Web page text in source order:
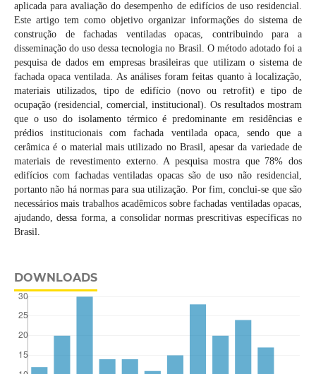
aplicada para avaliação do desempenho de edifícios de uso residencial.
Este artigo tem como objetivo organizar informações do sistema de
construção de fachadas ventiladas opacas, contribuindo para a
disseminação do uso dessa tecnologia no Brasil. O método adotado foi a
pesquisa de dados em empresas brasileiras que utilizam o sistema de
fachada opaca ventilada. As análises foram feitas quanto à localização,
materiais utilizados, tipo de edifício (novo ou retrofit) e tipo de
ocupação (residencial, comercial, institucional). Os resultados mostram
que o uso do isolamento térmico é predominante em residências e
prédios institucionais com fachada ventilada opaca, sendo que a
cerâmica é o material mais utilizado no Brasil, apesar da variedade de
materiais de revestimento externo. A pesquisa mostra que 78% dos
edifícios com fachadas ventiladas opacas são de uso não residencial,
portanto não há normas para sua utilização. Por fim, conclui-se que são
necessários mais trabalhos acadêmicos sobre fachadas ventiladas opacas,
ajudando, dessa forma, a consolidar normas prescritivas específicas no
Brasil.
DOWNLOADS